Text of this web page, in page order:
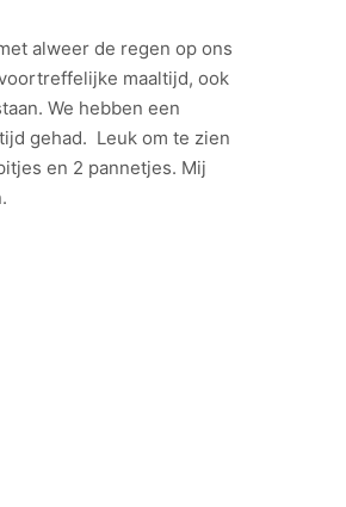
alweer de regen op ons
maaltijd, ook
We hebben een
gehad. Leuk om te zien
en 2 pannetjes. Mij